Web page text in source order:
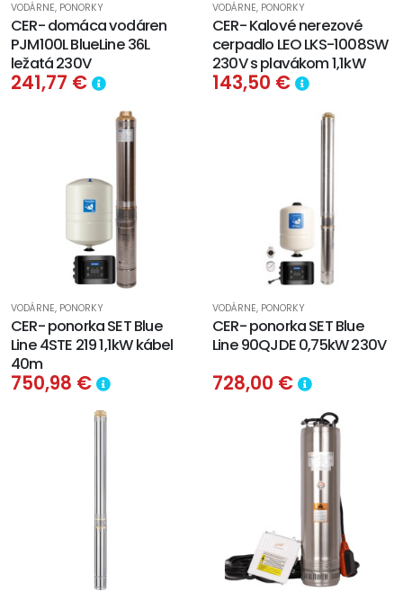
VODÁRNE, PONORKY
CER- domáca vodáren
PJM100L BlueLine 36L
ležatá 230V
241,77 €
VODÁRNE, PONORKY
CER- Kalové nerezové
cerpadlo LEO LKS-1008SW
230V s plavákom 1,1kW
143,50 €
VODÁRNE, PONORKY
CER- ponorka SET Blue
Line 4STE 219 1,1kW kábel
40m
750,98 €
VODÁRNE, PONORKY
CER- ponorka SET Blue
Line 90QJDE 0,75kW 230V
728,00 €